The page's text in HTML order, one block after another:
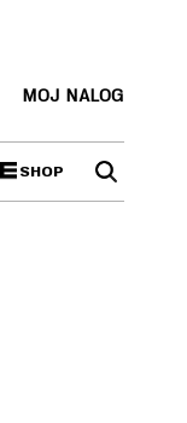
MOJ NALOG
SHOP